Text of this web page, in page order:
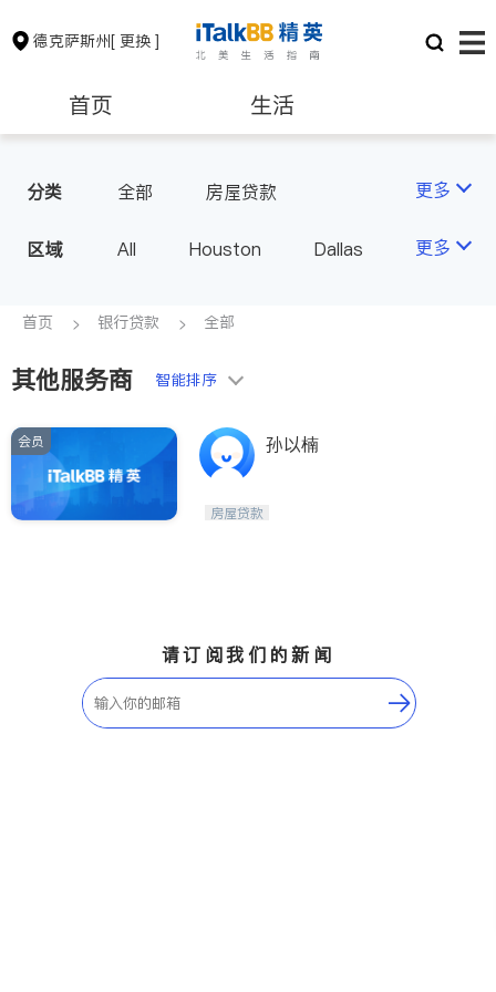
德克萨斯州[ 更换 ]
首页 生活
保险理财 房地产租售
银行贷款
建筑装修
非盈利组织
分类 全部 房屋贷款 更多
区域 All Houston
Dallas
TX - Other Cities
更多
首页 银行贷款 全部
其他服务商 智能排序
会员 孙以楠
房屋贷款
请订阅我们的新闻